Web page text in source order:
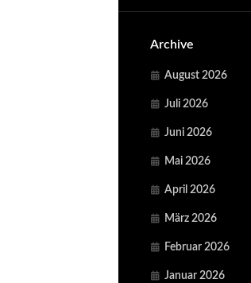
Archive
August 2026
Juli 2026
Juni 2026
Mai 2026
April 2026
März 2026
Februar 2026
Januar 2026